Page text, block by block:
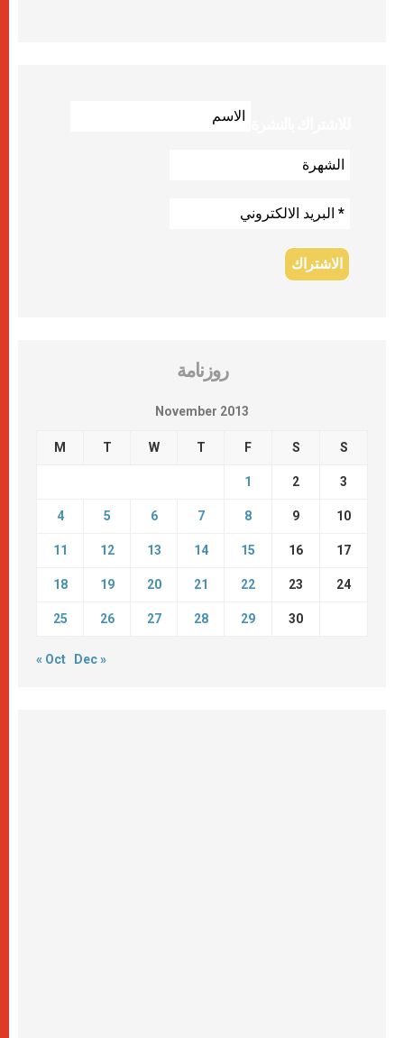
روزنامة
November 2013
M T W T F S S
1 2 3
4 5 6 7 8 9 10
11 12 13 14 15 16 17
18 19 20 21 22 23 24
25 26 27 28 29 30
« Oct Dec »